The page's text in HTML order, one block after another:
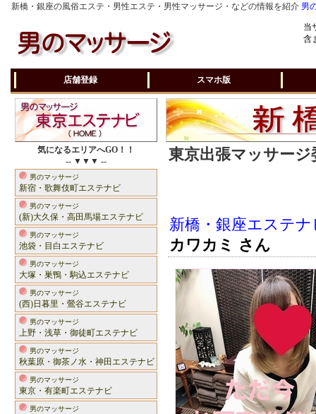
新橋・銀座の風俗エステ・男性エステ・男性マッサージ・などの情報を紹介 男
当
含
店舗登録 スマホ版
気になるエリアへGO！！
-- ▼▼▼ --
男のマッサージ
新宿・歌舞伎町エステナビ
男のマッサージ
(新)大久保・高田馬場エステナビ
男のマッサージ
池袋・目白エステナビ
男のマッサージ
大塚・巣鴨・駒込エステナビ
男のマッサージ
(西)日暮里・鶯谷エステナビ
男のマッサージ
上野・浅草・御徒町エステナビ
男のマッサージ
秋葉原・御茶ノ水・神田エステナビ
男のマッサージ
東京・有楽町エステナビ
男のマッサージ
東京出張マッサー
新橋・銀座エステ
カワカミ さん